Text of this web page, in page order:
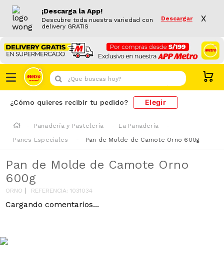
¡Descarga la App!
Descubre toda nuestra variedad con
delivery GRATIS
Descargar X
¿Que buscas hoy?
¿Cómo quieres recibir tu pedido? Elegir
Panadería y Pastelería
La Panadería
Panes Especiales
Pan de Molde de Camote Orno 600g
Pan de Molde de Camote Orno
600g
ORNO REFERENCIA:1031034
Cargando comentarios...